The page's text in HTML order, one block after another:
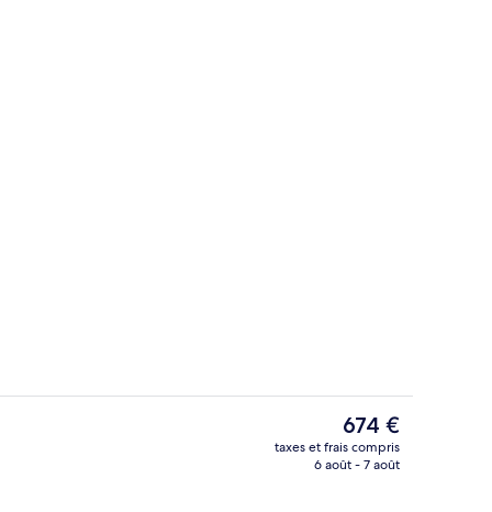
Le
prix
actuel
674 €
taxes et frais compris
6 août - 7 août